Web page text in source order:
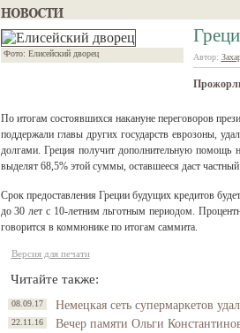
Фото: Елисейский дворец Автор:
По итогам состоявшихся накануне переговоров
поддержали главы других государств еврозоны,
долгами. Греция получит дополнительную
выделят 68,5% этой суммы, оставшееся даст частный
Срок предоставления Греции будущих кредитов
до 30 лет с 10-летним льготным периодом.
говорится в коммюнике по итогам саммита.
Версия для печати
Читайте также:
08.09.17 Немецкая сеть супермаркетов
22.11.16 Вечер памяти Ольги